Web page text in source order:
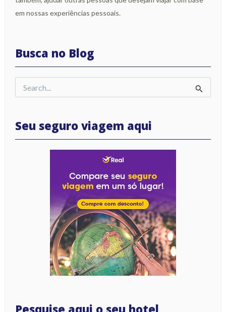
em nossas experiências pessoais.
Busca no Blog
Pesquisar
por:
Seu seguro viagem aqui